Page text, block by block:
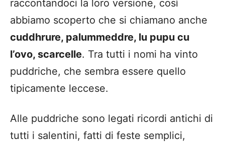
raccontandoci la loro versione, così
abbiamo scoperto che si chiamano anche
cuddhrure, palummeddre, lu pupu cu
l’ovo, scarcelle. Tra tutti i nomi ha vinto
puddriche, che sembra essere quello
tipicamente leccese.
Alle puddriche sono legati ricordi antichi di
tutti i salentini, fatti di feste semplici,